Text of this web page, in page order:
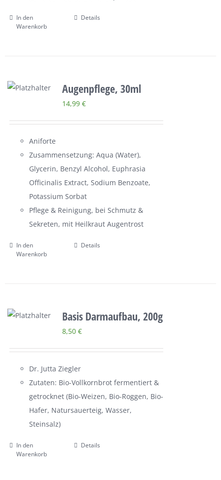
In den
Warenkorb
Details
Augenpflege, 30ml
14,99 €
Aniforte
Zusammensetzung: Aqua (Water),
Glycerin, Benzyl Alcohol, Euphrasia
Officinalis Extract, Sodium Benzoate,
Potassium Sorbat
Pflege & Reinigung, bei Schmutz &
Sekreten, mit Heilkraut Augentrost
In den
Warenkorb
Details
Basis Darmaufbau, 200g
8,50 €
Dr. Jutta Ziegler
Zutaten: Bio-Vollkornbrot fermentiert &
getrocknet (Bio-Weizen, Bio-Roggen, Bio-
Hafer, Natursauerteig, Wasser,
Steinsalz)
In den
Warenkorb
Details